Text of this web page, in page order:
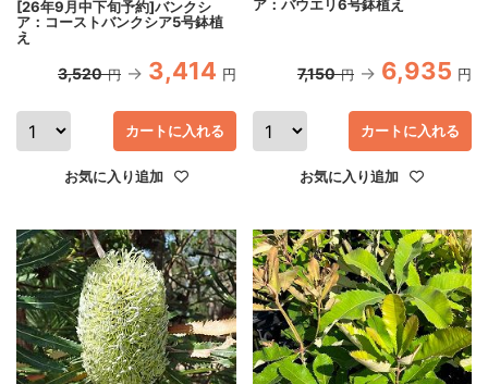
[26年9月中下旬予約]バンクシ
ア：コーストバンクシア5号鉢植
え
3,520 円 3,414 円
お気に入り追加
カートに入れる
ア：バウエリ6号鉢植え
7,150 円 6,935 円
お気に入り追加
カートに入れる